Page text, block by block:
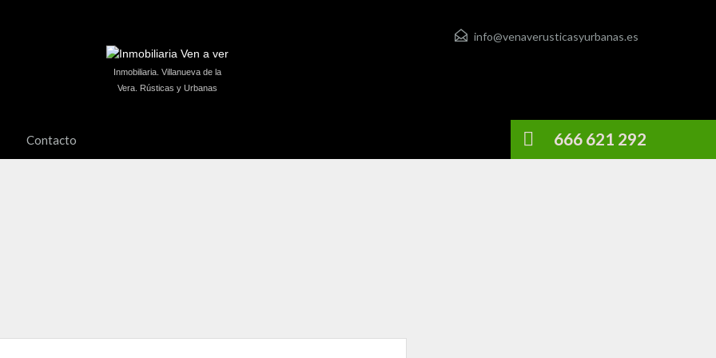
info@venaverusticasyurbanas.es
Inmobiliaria. Villanueva de la
Vera. Rústicas y Urbanas
Contacto 666 621 292